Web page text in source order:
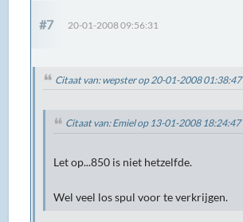
#7 20-01-2008 09:56:31
Citaat van: wepster op 20-01-2008 01:38:47
Citaat van: Emiel op 13-01-2008 18:24:47
Let op...850 is niet hetzelfde.
Wel veel los spul voor te verkrijgen.